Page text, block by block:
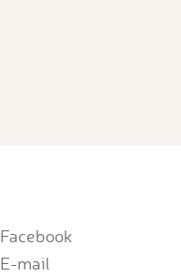
Facebook
E-mail